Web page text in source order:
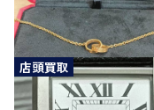
店頭買取